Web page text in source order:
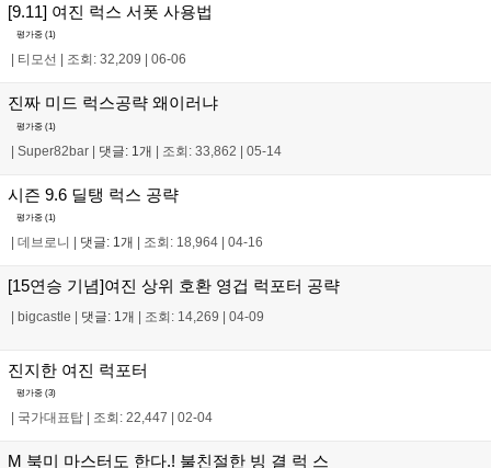
[9.11] 여진 럭스 서폿 사용법
평가중 (1)
티모선 조회: 32,209 06-06
진짜 미드 럭스공략 왜이러냐
평가중 (1)
| Super82bar | 댓글: 1개 | 조회: 33,862 | 05-14
시즌 9.6 딜탱 럭스 공략
평가중 (1)
데브로니 댓글: 1개 조회: 18,964 04-16
[15연승 기념]여진 상위 호환 영겁 럭포터 공략
bigcastle 댓글: 1개 조회: 14,269 04-09
진지한 여진 럭포터
평가중 (3)
국가대표탑 조회: 22,447 02-04
M 북미 마스터도 한다.! 불친절한 빙 결 럭 스